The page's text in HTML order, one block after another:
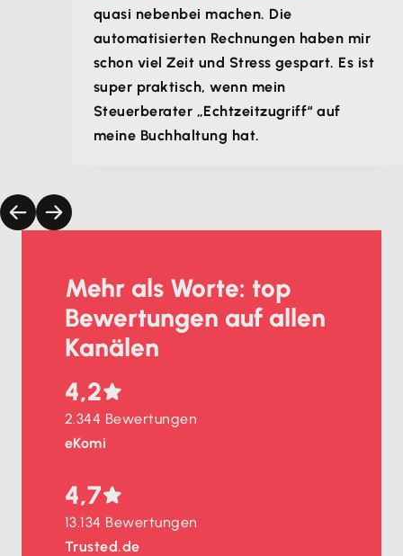
quasi nebenbei machen. Die
automatisierten Rechnungen haben mir
schon viel Zeit und Stress gespart. Es ist
super praktisch, wenn mein
Steuerberater „Echtzeitzugriff“ auf
meine Buchhaltung hat.
Mehr als Worte: top
Bewertungen auf allen
Kanälen
4,2
eKomi
2.344 Bewertungen
4,7
Trusted.de
13.134 Bewertungen